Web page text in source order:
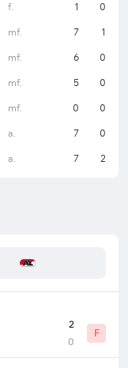
f. 1 0
mf. 7 1
mf. 6 0
mf. 5 0
mf. 0 0
a. 7 0
a. 7 2
2
0
F